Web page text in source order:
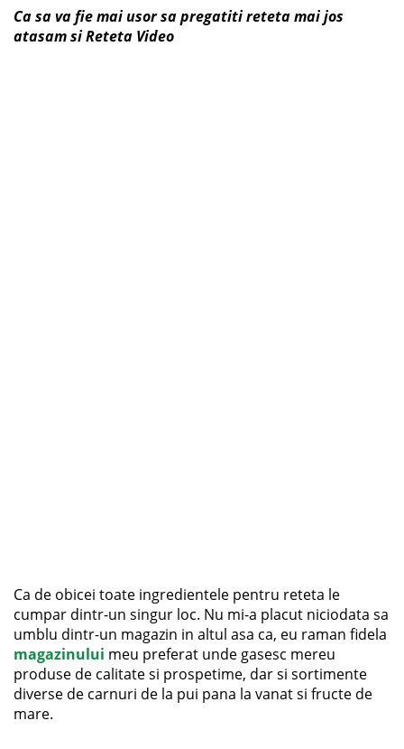
Ca sa va fie mai usor sa pregatiti reteta mai jos
atasam si Reteta Video
Ca de obicei toate ingredientele pentru reteta le
cumpar dintr-un singur loc. Nu mi-a placut niciodata sa
umblu dintr-un magazin in altul asa ca, eu raman fidela
magazinului meu preferat unde gasesc mereu
produse de calitate si prospetime, dar si sortimente
diverse de carnuri de la pui pana la vanat si fructe de
mare.